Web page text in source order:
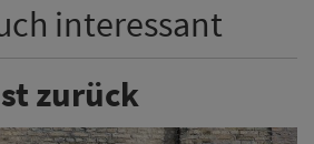
interessant
zurück